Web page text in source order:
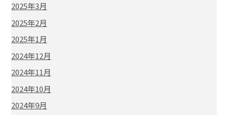
2025年3月
2025年2月
2025年1月
2024年12月
2024年11月
2024年10月
2024年9月